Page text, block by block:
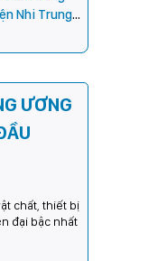
Nhi Trung
Orbis (Hoa
hợp tác, mở
ƯƠNG
chất, thiết bị
đại bậc nhất